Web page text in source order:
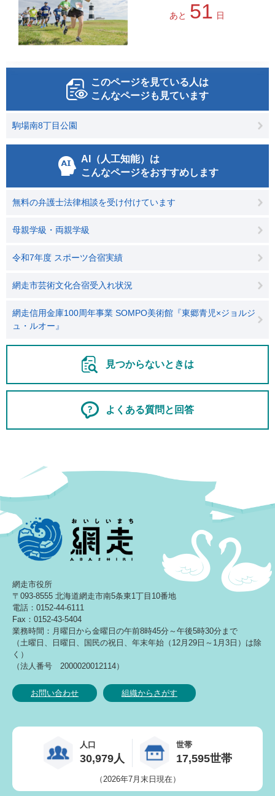
あと 51 日
このページを見ている人は
こんなページも見ています
駒場南8丁目公園
AI（人工知能）は
こんなページをおすすめします
無料の弁護士法律相談を受け付けています
母親学級・両親学級
令和7年度 スポーツ合宿実績
網走市芸術文化合宿受入れ状況
網走信用金庫100周年事業 SOMPO美術館『東郷青児×ジョルジ
ュ・ルオー』
見つからないときは
よくある質問と回答
網走市役所
〒093-8555 北海道網走市南5条東1丁目10番地
電話：0152-44-6111
Fax：0152-43-5404
業務時間：月曜日から金曜日の午前8時45分～午後5時30分まで
（土曜日、日曜日、国民の祝日、年末年始（12月29日～1月3日）は除
く）
（法人番号 2000020012114）
お問い合わせ 組織からさがす
人口
30,979人
世帯
17,595世帯
（2026年7月末日現在）